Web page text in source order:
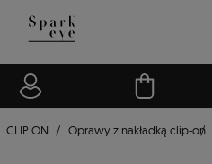
CLIP ON Oprawy z nakładką clip-on